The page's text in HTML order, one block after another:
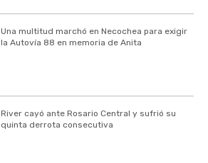
Una multitud marchó en Necochea para exigir
la Autovía 88 en memoria de Anita
River cayó ante Rosario Central y sufrió su
quinta derrota consecutiva